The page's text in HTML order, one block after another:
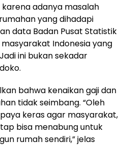
karena adanya masalah
yang dihadapi
data Badan Pusat Statistik
Indonesia yang
ini bukan sekadar
bahwa kenaikan gaji dan
tidak seimbang. “Oleh
keras agar masyarakat,
bisa menabung untuk
rumah sendiri,” jelas